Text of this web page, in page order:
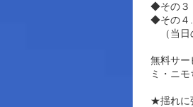
◆その３
◆その４
（当日
無料サー
ミ・ニ
★揺れに